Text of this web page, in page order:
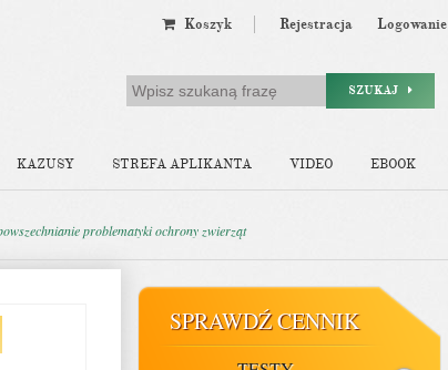
Koszyk Rejestracja Logowanie
SZUKAJ
KAZUSY STREFA APLIKANTA VIDEO EBOOK
problematyki ochrony zwierząt
SPRAWDŹ CENNIK